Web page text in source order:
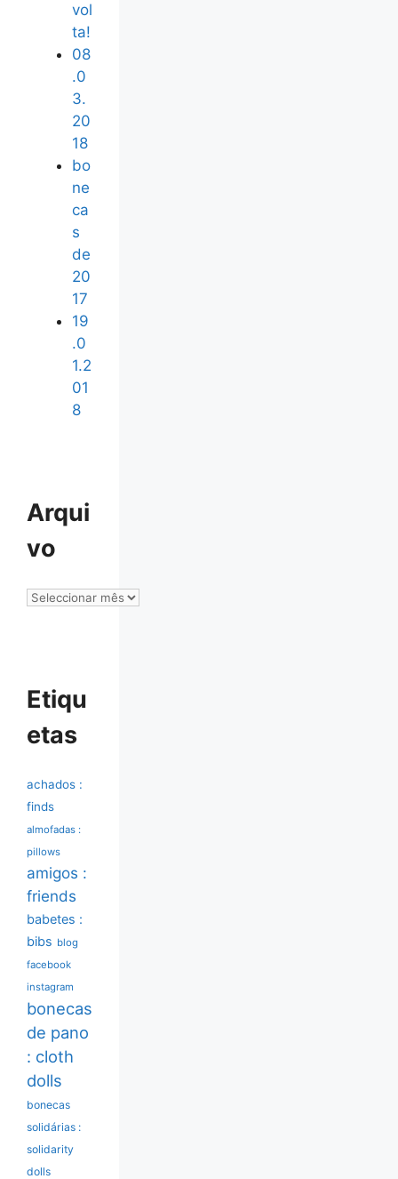
vol
ta!
08
.0
3.
20
18
bo
ne
ca
s
de
20
17
19
.0
1.2
01
8
Arqui
vo
Arquivo
Etiqu
etas
achados :
finds
almofadas :
pillows
amigos :
friends
babetes :
bibs blog
facebook
instagram
bonecas
de pano
: cloth
dolls
bonecas
solidárias :
solidarity
dolls